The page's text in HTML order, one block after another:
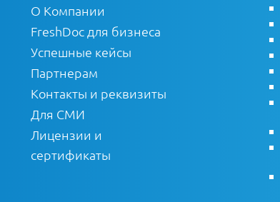
О Компании
FreshDoc для бизнеса
Успешные кейсы
Партнерам
Контакты и реквизиты
Для СМИ
Лицензии и
сертификаты